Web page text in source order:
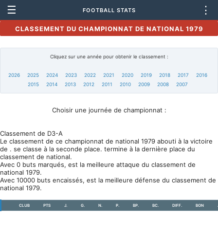
☰ FOOTBALL STATS ⋮
CLASSEMENT DU CHAMPIONNAT DE NATIONAL 1979
Cliquez sur une année pour obtenir le classement :
2026 2025 2024 2023 2022 2021 2020 2019 2018 2017
2016
2015
2014 2013 2012 2011 2010 2009 2008 2007
Choisir une journée de championnat :
Classement de D3-A
Le classement de ce championnat de national 1979 abouti à la victoire
de . se classe à la seconde place. termine à la dernière place du
classement de national.
Avec 0 buts marqués, est la meilleure attaque du classement de
national 1979.
Avec 10000 buts encaissés, est la meilleure défense du classement de
national 1979.
CLUB PTS J. G. N. P. BP. BC. DIFF. BON